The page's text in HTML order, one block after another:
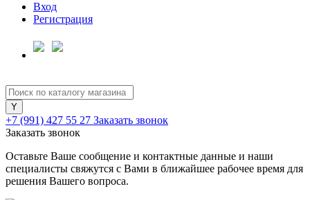
Вход
Регистрация
+7 (991) 427 55 27 Заказать звонок
Заказать звонок
Оставьте Ваше сообщение и контактные данные и наши
специалисты свяжутся с Вами в ближайшее рабочее время для
решения Вашего вопроса.
График платежей
Сегодня
25%
Добавляйте товары
в корзину